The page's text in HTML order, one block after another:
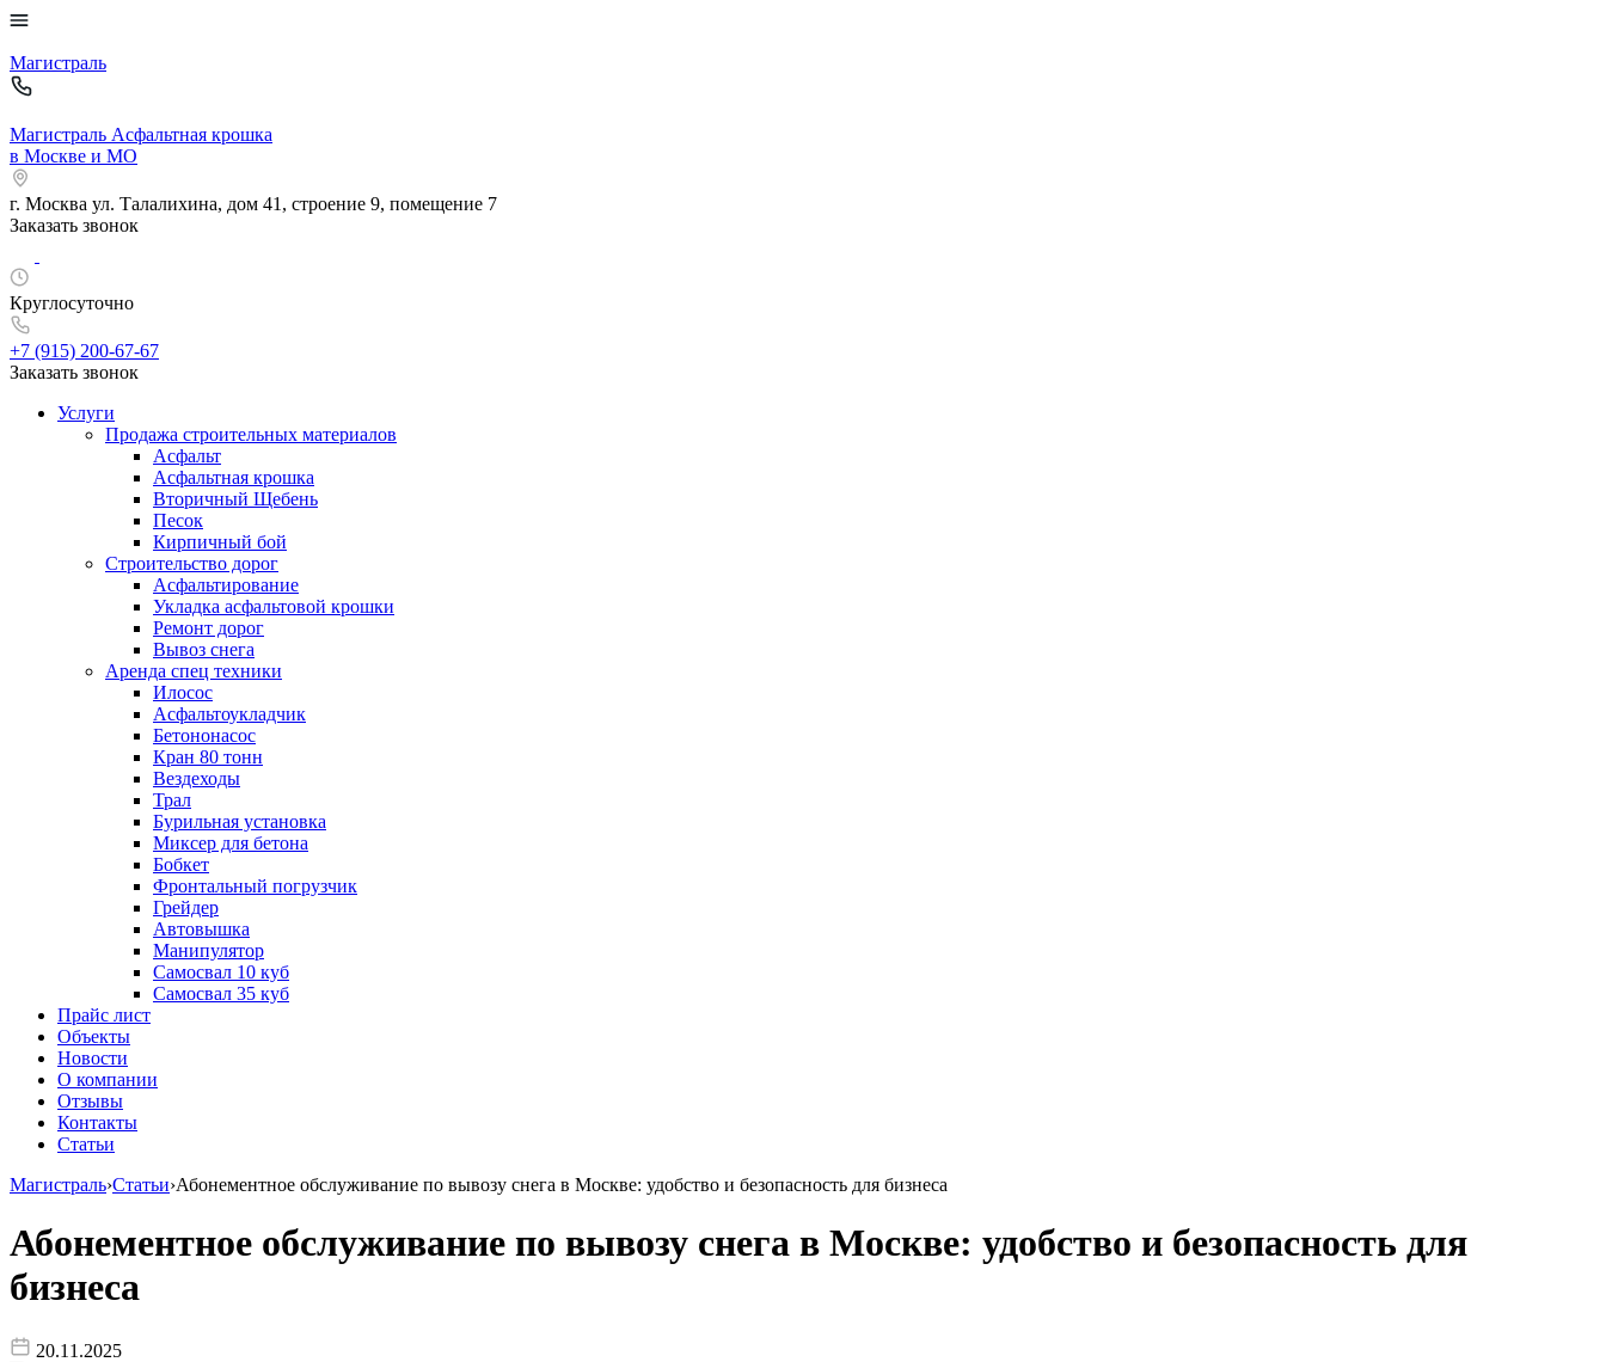
Магистраль
Магистраль Асфальтная крошка
в Москве и МО
г. Москва ул. Талалихина, дом 41, строение 9, помещение 7
Заказать звонок
Круглосуточно
+7 (915) 200-67-67
Заказать звонок
Услуги
Продажа строительных материалов
Асфальт
Асфальтная крошка
Вторичный Щебень
Песок
Кирпичный бой
Строительство дорог
Асфальтирование
Укладка асфальтовой крошки
Ремонт дорог
Вывоз снега
Аренда спец техники
Илосос
Асфальтоукладчик
Бетононасос
Кран 80 тонн
Вездеходы
Трал
Бурильная установка
Миксер для бетона
Бобкет
Фронтальный погрузчик
Грейдер
Автовышка
Манипулятор
Самосвал 10 куб
Самосвал 35 куб
Прайс лист
Объекты
Новости
О компании
Отзывы
Контакты
Статьи
Магистраль›Статьи›Абонементное обслуживание по вывозу снега в Москве: удобство и безопасность для бизнеса
Абонементное обслуживание по вывозу снега в Москве: удобство и безопасность для
бизнеса
20.11.2025